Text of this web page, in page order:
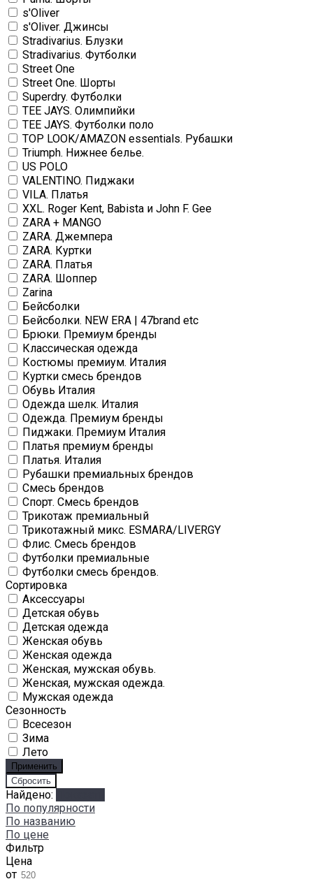
s'Oliver
s'Oliver. Джинсы
Stradivarius. Блузки
Stradivarius. Футболки
Street One
Street One. Шорты
Superdry. Футболки
TEE JAYS. Олимпийки
TEE JAYS. Футболки поло
TOP LOOK/AMAZON essentials. Рубашки
Triumph. Нижнее белье.
US POLO
VALENTINO. Пиджаки
VILA. Платья
XXL. Roger Kent, Babista и John F. Gee
ZARA + MANGO
ZARA. Джемпера
ZARA. Куртки
ZARA. Платья
ZARA. Шоппер
Zarina
Бейсболки
Бейсболки. NEW ERA | 47brand etc
Брюки. Премиум бренды
Классическая одежда
Костюмы премиум. Италия
Куртки смесь брендов
Обувь Италия
Одежда шелк. Италия
Одежда. Премиум бренды
Пиджаки. Премиум Италия
Платья премиум бренды
Платья. Италия
Рубашки премиальных брендов
Смесь брендов
Спорт. Смесь брендов
Трикотаж премиальный
Трикотажный микс. ESMARA/LIVERGY
Флис. Смесь брендов
Футболки премиальные
Футболки смесь брендов.
Сортировка
Аксессуары
Детская обувь
Детская одежда
Женская обувь
Женская одежда
Женская, мужская обувь.
Женская, мужская одежда.
Мужская одежда
Сезонность
Всесезон
Зима
Лето
Найдено:
По популярности
По названию
По цене
Фильтр
Цена
от